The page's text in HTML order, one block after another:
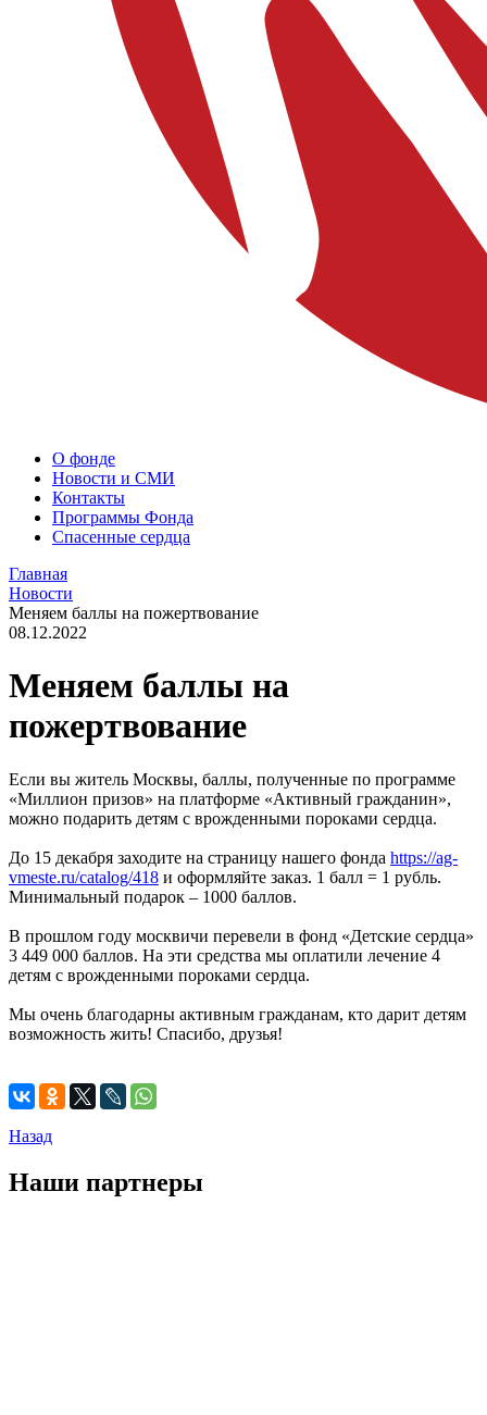
О фонде
Новости и СМИ
Контакты
Программы Фонда
Спасенные сердца
Главная
Новости
Меняем баллы на пожертвование
08.12.2022
Меняем баллы на
пожертвование
Если вы житель Москвы, баллы, полученные по программе
«Миллион призов» на платформе «Активный гражданин»,
можно подарить детям с врожденными пороками сердца.
До 15 декабря заходите на страницу нашего фонда https://ag-
vmeste.ru/catalog/418 и оформляйте заказ. 1 балл = 1 рубль.
Минимальный подарок – 1000 баллов.
В прошлом году москвичи перевели в фонд «Детские сердца»
3 449 000 баллов. На эти средства мы оплатили лечение 4
детям с врожденными пороками сердца.
Мы очень благодарны активным гражданам, кто дарит детям
возможность жить! Спасибо, друзья!
Назад
Наши партнеры